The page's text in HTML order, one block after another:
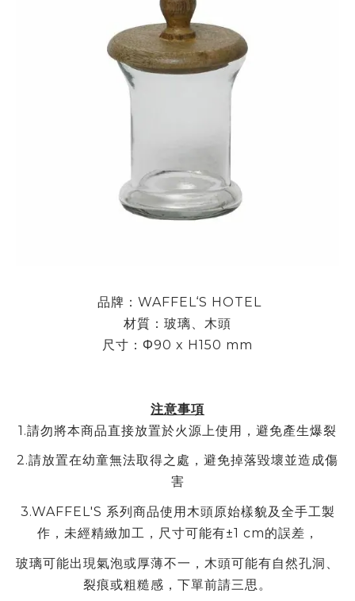
品牌：WAFFEL‘S HOTEL
材質：玻璃、木頭
尺寸： Φ90 x H150 mm
注意事項
1.請勿將本商品直接放置於火源上使用，避免產生爆裂
2.請放置在幼童無法取得之處，避免掉落毀壞並造成傷
害
3.WAFFEL'S 系列商品使用木頭原始樣貌及全手工製
作，未經精緻加工，尺寸可能有±1 cm的誤差，
玻璃可能出現氣泡或厚薄不一，木頭可能有自然孔洞、
裂痕或粗糙感，下單前請三思。